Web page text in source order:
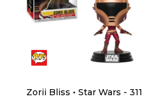
Zorii Bliss • Star Wars - 311